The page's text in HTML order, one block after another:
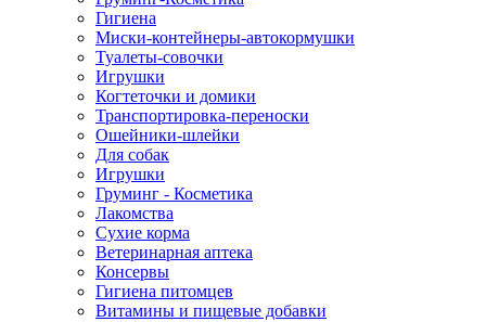
Гигиена
Миски-контейнеры-автокормушки
Туалеты-совочки
Игрушки
Когтеточки и домики
Транспортировка-переноски
Ошейники-шлейки
Для собак
Игрушки
Груминг - Косметика
Лакомства
Сухие корма
Ветеринарная аптека
Консервы
Гигиена питомцев
Витамины и пищевые добавки